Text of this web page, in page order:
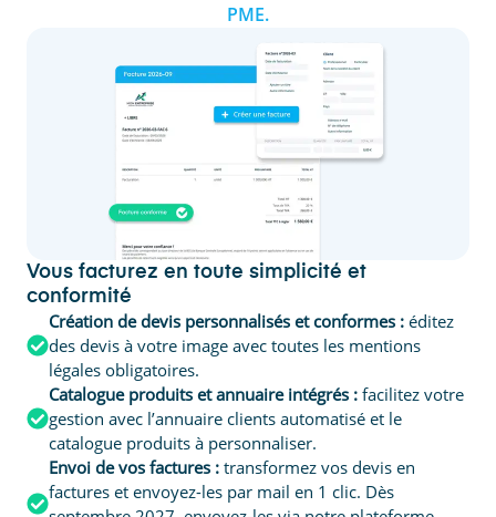
PME.
Vous facturez en toute simplicité et
conformité
Création de devis personnalisés et conformes : éditez
des devis à votre image avec toutes les mentions
légales obligatoires.
Catalogue produits et annuaire intégrés : facilitez votre
gestion avec l’annuaire clients automatisé et le
catalogue produits à personnaliser.
Envoi de vos factures : transformez vos devis en
factures et envoyez-les par mail en 1 clic. Dès